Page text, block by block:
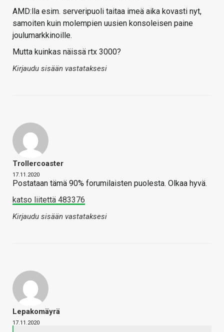
AMD:lla esim. serveripuoli taitaa imeä aika kovasti nyt,
samoiten kuin molempien uusien konsoleisen paine
joulumarkkinoille.
Mutta kuinkas näissä rtx 3000?
Kirjaudu sisään vastataksesi
Trollercoaster
17.11.2020
Postataan tämä 90% forumilaisten puolesta. Olkaa hyvä.
katso liitettä 483376
Kirjaudu sisään vastataksesi
Lepakomäyrä
17.11.2020